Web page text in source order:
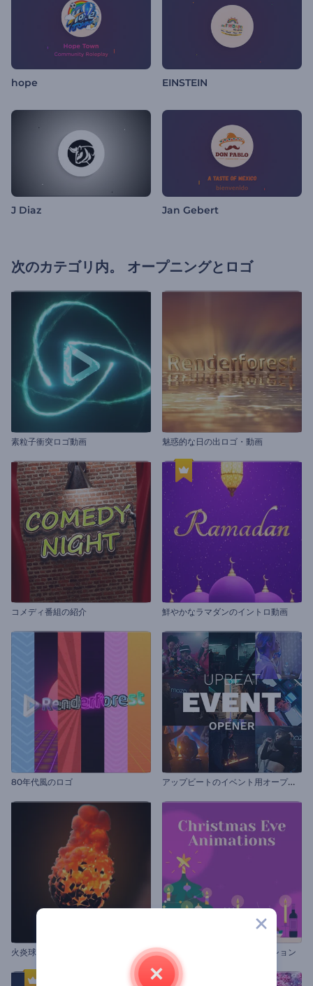
hope EINSTEIN
J Diaz Jan Gebert
次のカテゴリ内。 オープニングとロゴ
素粒子衝突ロゴ動画 魅惑的な日の出ロゴ・動画
コメディ番組の紹介 鮮やかなラマダンのイントロ動画
80年代風のロゴ ア
ップビートのイベント用オープニング動画
火炎球ロゴ動画 クリスマス・イブのアニメーション